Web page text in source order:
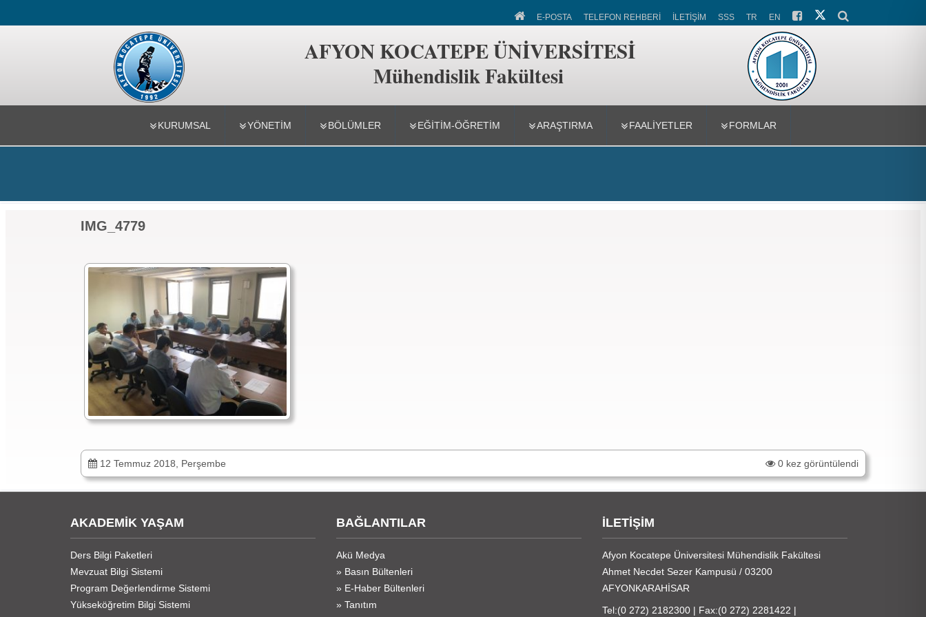
Mühendislik Fakültesi
E-POSTA TELEFON REHBERİ İLETİŞİM SSS TR EN
AFYON KOCATEPE ÜNİVERSİTESİ
Mühendislik Fakültesi
KURUMSAL YÖNETİM BÖLÜMLER EĞİTİM-ÖĞRETİM ARAŞTIRMA FAALİYETLER FORMLAR
IMG_4779
12 Temmuz 2018, Perşembe 0 kez görüntülendi
AKADEMİK YAŞAM
Ders Bilgi Paketleri
Mevzuat Bilgi Sistemi
Program Değerlendirme Sistemi
Yükseköğretim Bilgi Sistemi
BAĞLANTILAR
Akü Medya
» Basın Bültenleri
» E-Haber Bültenleri
» Tanıtım
İLETİŞİM
Afyon Kocatepe Üniversitesi Mühendislik Fakültesi
Ahmet Necdet Sezer Kampusü / 03200
AFYONKARAHİSAR
Tel:(0 272) 2182300 | Fax:(0 272) 2281422 |